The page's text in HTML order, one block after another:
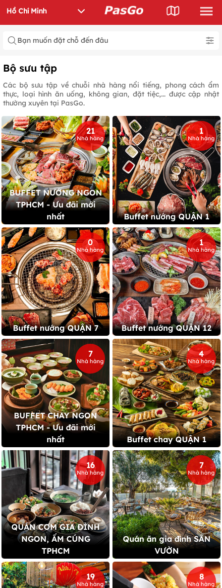
Bạn muốn đặt chỗ đến đâu
Bộ sưu tập
Các bộ sưu tập về chuỗi nhà hàng nổi tiếng, phong cách ẩm
thực, loại hình ăn uống, không gian, đặt tiệc,... được cập nhật
thường xuyên tại PasGo.
21
Nhà hàng
BUFFET NƯỚNG NGON
TPHCM - Ưu đãi mới
nhất
1
Nhà hàng
Buffet nướng QUẬN 1
0
Nhà hàng
Buffet nướng QUẬN 7
1
Nhà hàng
Buffet nướng QUẬN 12
7
Nhà hàng
BUFFET CHAY NGON
TPHCM - Ưu đãi mới
nhất
4
Nhà hàng
Buffet chay QUẬN 1
16
Nhà hàng
QUÁN CƠM GIA ĐÌNH
NGON, ẤM CÚNG
TPHCM
7
Nhà hàng
Quán ăn gia đình SÂN
VƯỜN
19
Nhà hàng
8
Nhà hàng